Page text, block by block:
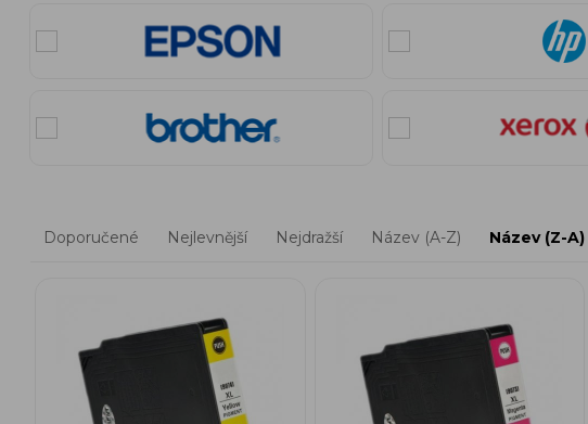
Doporučené Nejlevnější Nejdražší Název (A-Z) Název (Z-A)